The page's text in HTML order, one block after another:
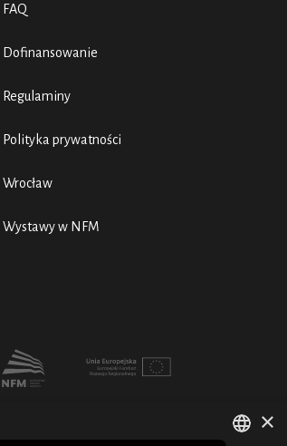
FAQ
Dofinansowanie
Regulaminy
Polityka prywatności
Wrocław
Wystawy w NFM
×